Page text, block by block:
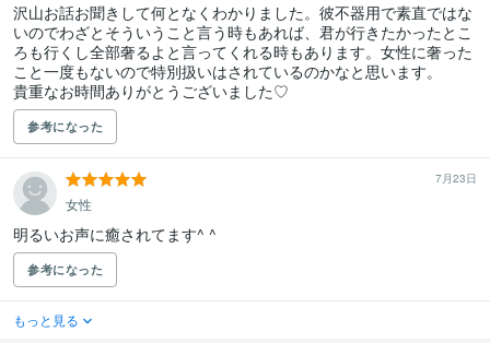
沢山お話お聞きして何となくわかりました。彼不器用で素直ではな
いのでわざとそういうこと言う時もあれば、君が行きたかったとこ
ろも行くし全部奢るよと言ってくれる時もあります。女性に奢った
こと一度もないので特別扱いはされているのかなと思います。
貴重なお時間ありがとうございました♡
参考になった
7月23日
女性
明るいお声に癒されてます^ ^
参考になった
もっと見る